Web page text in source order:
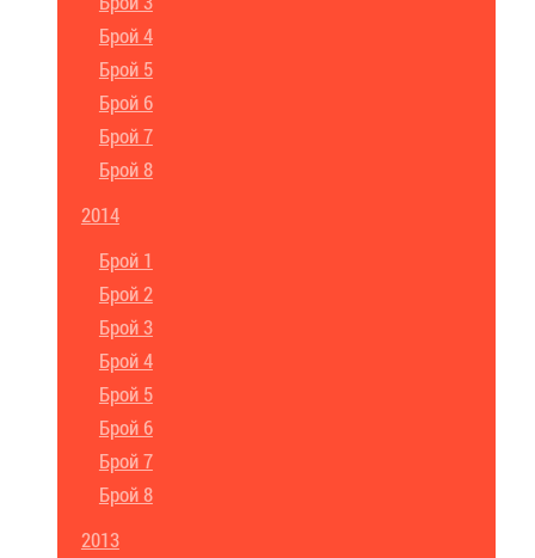
Брой 4
Брой 5
Брой 6
Брой 7
Брой 8
2014
Брой 1
Брой 2
Брой 3
Брой 4
Брой 5
Брой 6
Брой 7
Брой 8
2013